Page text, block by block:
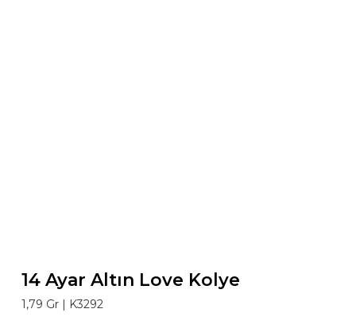
14 Ayar Altın Love Kolye
1,79 Gr | K3292